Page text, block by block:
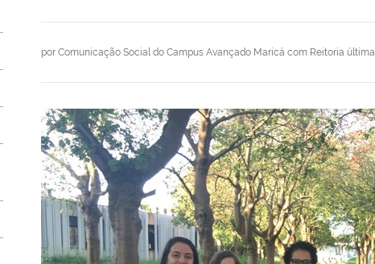
por Comunicação Social do Campus Avançado Maricá com Reitoria